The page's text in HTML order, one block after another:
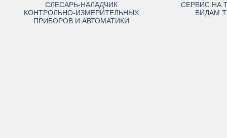
СЛЕСАРЬ-НАЛАДЧИК
КОНТРОЛЬНО-ИЗМЕРИТЕЛЬНЫХ
ПРИБОРОВ И АВТОМАТИКИ
СЕРВИС НА
ВИДАМ